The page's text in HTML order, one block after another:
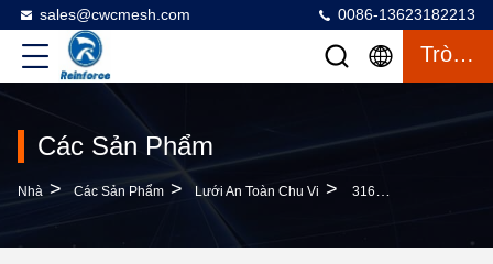
sales@cwcmesh.com 0086-13623182213
Trò Chuyện
Các Sản Phẩm
Nhà > Các Sản Phẩm > Lưới An Toàn Chu Vi > 316 Stainless Steel Perimeter Safety Netting Được Thiết Kế Để Chứa Chất Thải & Bảo Vệ Công Nhân